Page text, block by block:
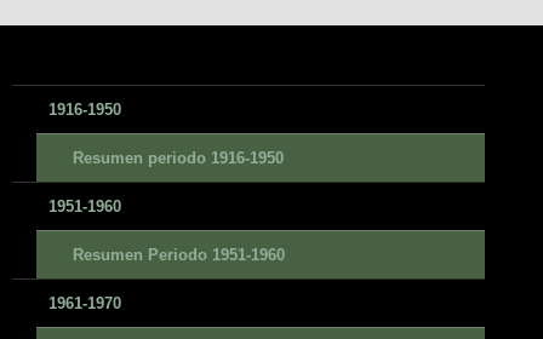
1916-1950
Resumen periodo 1916-1950
1951-1960
Resumen Periodo 1951-1960
1961-1970